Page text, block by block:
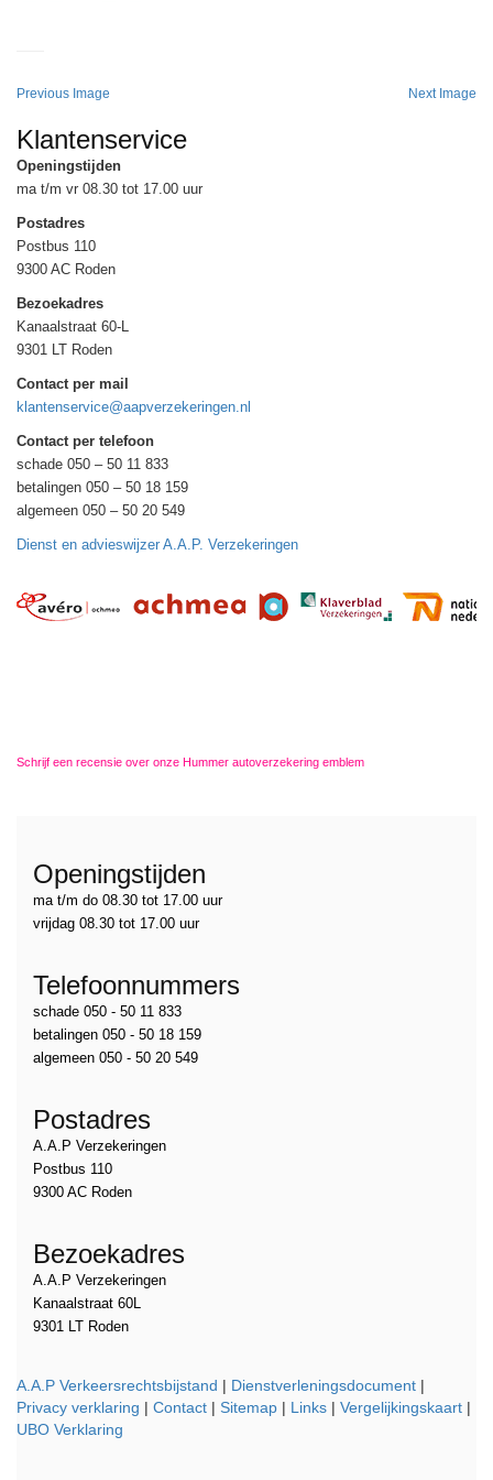
Previous Image Next Image
Klantenservice
Openingstijden
ma t/m vr 08.30 tot 17.00 uur
Postadres
Postbus 110
9300 AC Roden
Bezoekadres
Kanaalstraat 60-L
9301 LT Roden
Contact per mail
klantenservice@aapverzekeringen.nl
Contact per telefoon
schade 050 – 50 11 833
betalingen 050 – 50 18 159
algemeen 050 – 50 20 549
Dienst en advieswijzer A.A.P. Verzekeringen
Schrijf een recensie over onze Hummer autoverzekering emblem
Openingstijden
ma t/m do 08.30 tot 17.00 uur
vrijdag 08.30 tot 17.00 uur
Telefoonnummers
schade 050 - 50 11 833
betalingen 050 - 50 18 159
algemeen 050 - 50 20 549
Postadres
A.A.P Verzekeringen
Postbus 110
9300 AC Roden
Bezoekadres
A.A.P Verzekeringen
Kanaalstraat 60L
9301 LT Roden
A.A.P Verkeersrechtsbijstand | Dienstverleningsdocument |
Privacy verklaring | Contact | Sitemap | Links | Vergelijkingskaart |
UBO Verklaring